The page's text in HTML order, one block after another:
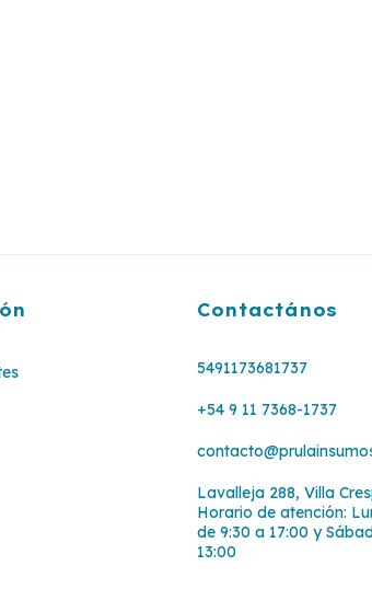
Contactános
5491173681737
+54 9 11 7368-1737
Lavalleja 288, Villa
Horario de atención:
de 9:30 a 17:00 y
13:00